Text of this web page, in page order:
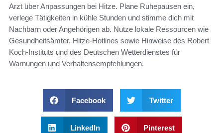
Arzt über Anpassungen bei Hitze. Plane Ruhepausen ein,
verlege Tätigkeiten in kühle Stunden und stimme dich mit
Nachbarn oder Angehörigen ab. Nutze lokale Ressourcen wie
Gesundheitsämter, Hitze-Hotlines sowie Hinweise des Robert
Koch-Instituts und des Deutschen Wetterdienstes für
Warnungen und Verhaltensempfehlungen.
Facebook Twitter
LinkedIn Pinterest